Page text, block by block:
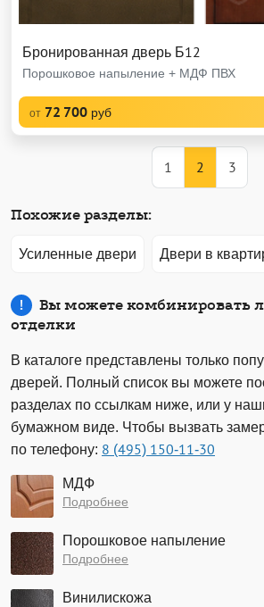
Бронированная дверь Б12
Порошковое напыление + МДФ ПВХ
от 72 700 руб
1 2 3
Похожие разделы:
Усиленные двери Двери в
Вы можете комбинировать
отделки
В каталоге представлены только
дверей. Полный список вы можете
разделах по ссылкам ниже, или у
бумажном виде. Чтобы вызвать
по телефону: 8 (495) 150-11-30
МДФ
Подробнее
Порошковое напыление
Подробнее
Винилискожа